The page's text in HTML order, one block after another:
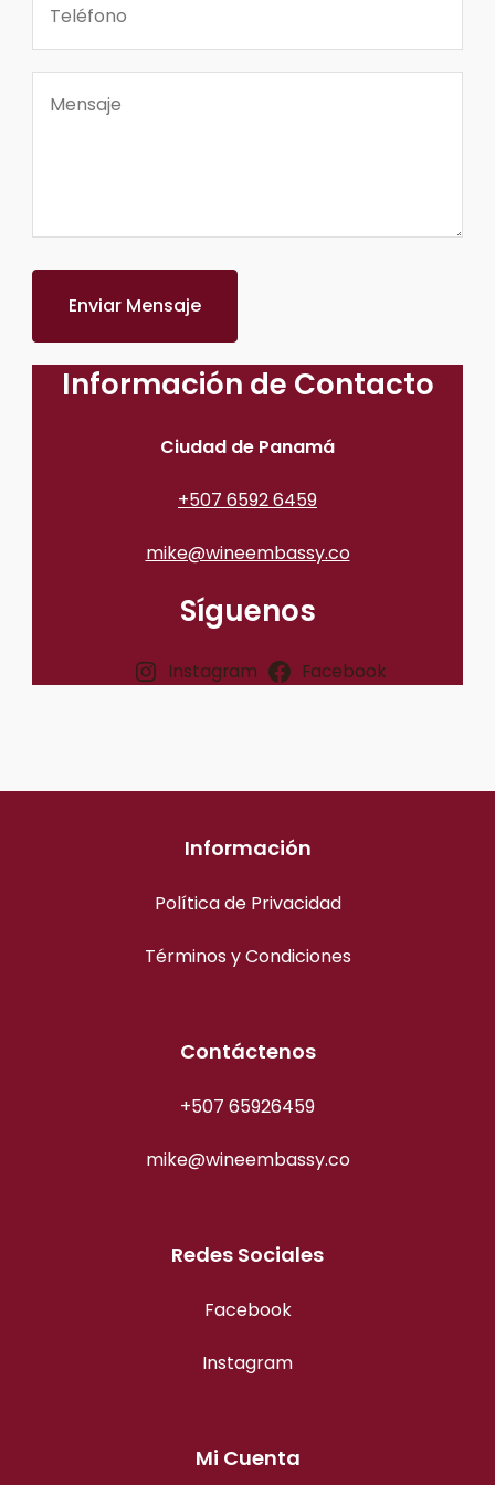
Información de Contacto
Ciudad de Panamá
+507 6592 6459
mike@wineembassy.co
Síguenos
Instagram Facebook
Información
Política de Privacidad
Términos y Condiciones
Contáctenos
+507 65926459
mike@wineembassy.co
Redes Sociales
Facebook
Instagram
Mi Cuenta